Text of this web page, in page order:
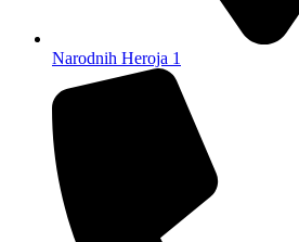
Narodnih Heroja 1